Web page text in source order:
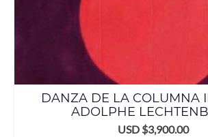
DANZA DE LA COLUMNA
ADOLPHE
USD $3,900.00